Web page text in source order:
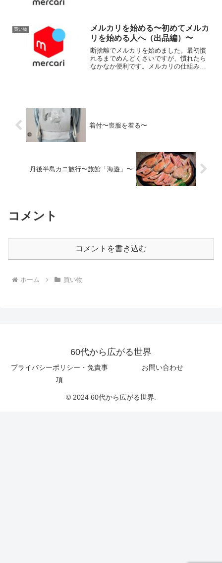
ったもの本…売っているも...
買い物
メルカリを始める〜初めてメルカ
リを始める人へ（出品編）〜
断捨離でメルカリを始めました。最初慣
れるまでめんどくさいですが、慣れたら
なかなか便利です。メルカリの仕組み出
着付〜喪服を着る〜
丹後半島カニ旅行〜旅館「海遊」〜
コメント
コメントを書き込む
ホーム 買い物
60代から広がる世界
プライバシーポリシー・免責事
項
お問い合わせ
© 2024 60代から広がる世界.